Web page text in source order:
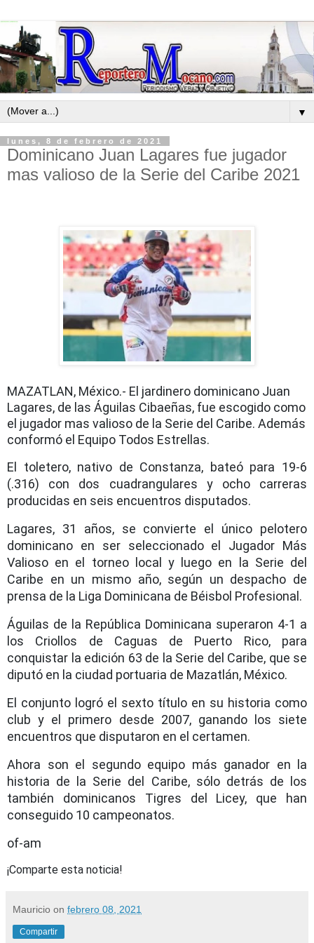
▼
lunes, 8 de febrero de 2021
Dominicano Juan Lagares fue jugador
mas valioso de la Serie del Caribe 2021
MAZATLAN, México.- El jardinero dominicano Juan
Lagares, de las Águilas Cibaeñas, fue escogido como
el jugador mas valioso de la Serie del Caribe. Además
conformó el Equipo Todos Estrellas.
El toletero, nativo de Constanza, bateó para 19-6
(.316) con dos cuadrangulares y ocho carreras
producidas en seis encuentros disputados.
Lagares, 31 años, se convierte el único pelotero
dominicano en ser seleccionado el Jugador Más
Valioso en el torneo local y luego en la Serie del
Caribe en un mismo año, según un despacho de
prensa de la Liga Dominicana de Béisbol Profesional.
Águilas de la República Dominicana superaron 4-1 a
los Criollos de Caguas de Puerto Rico, para
conquistar la edición 63 de la Serie del Caribe, que se
diputó en la ciudad portuaria de Mazatlán, México.
El conjunto logró el sexto título en su historia como
club y el primero desde 2007, ganando los siete
encuentros que disputaron en el certamen.
Ahora son el segundo equipo más ganador en la
historia de la Serie del Caribe, sólo detrás de los
también dominicanos Tigres del Licey, que han
conseguido 10 campeonatos.
of-am
¡Comparte esta noticia!
Mauricio on febrero 08, 2021
Compartir